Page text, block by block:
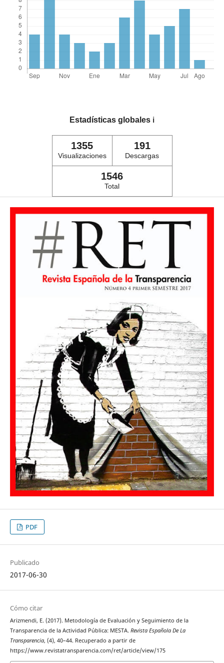
Estadísticas globales ℹ️
1355
Visualizaciones
191
Descargas
1546
Total
PDF
Publicado
2017-06-30
Cómo citar
Arizmendi, E. (2017). Metodología de Evaluación y Seguimiento de la
Transparencia de la Actividad Pública: MESTA. Revista Española De La
Transparencia, (4), 40–44. Recuperado a partir de
https://www.revistatransparencia.com/ret/article/view/175